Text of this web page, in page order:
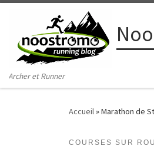
Passer au contenu
Archer et Runner
Accueil»Marathon de
COURSES SUR